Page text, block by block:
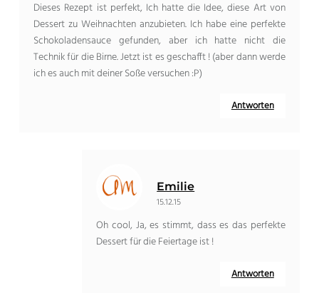
Dieses Rezept ist perfekt, Ich hatte die Idee, diese Art von
Dessert zu Weihnachten anzubieten. Ich habe eine perfekte
Schokoladensauce gefunden, aber ich hatte nicht die
Technik für die Birne. Jetzt ist es geschafft ! (aber dann werde
ich es auch mit deiner Soße versuchen :P)
Antworten
Emilie
15.12.15
Oh cool, Ja, es stimmt, dass es das perfekte
Dessert für die Feiertage ist !
Antworten